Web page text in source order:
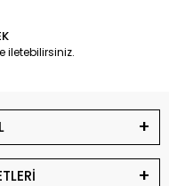
iletebilirsiniz.